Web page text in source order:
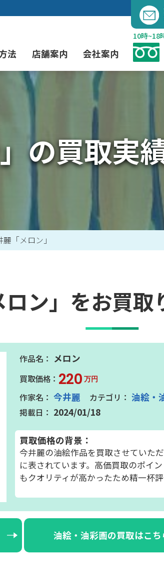
容
キ
ッ
instagram
茶道具買取
工芸品買取
法
業者間オークション出品代行
店舗案内 会社案内
10時~18
の買取実
「メロン」
ン」をお買取
メロン
220 万円
今井麗 油絵・
2024/01/18
買取価格の背景：
今井麗の油絵作品を買取させていた
に表されています。高価買取のポイ
もクオリティが高かったため精一杯
油絵・油彩画の買取はこち